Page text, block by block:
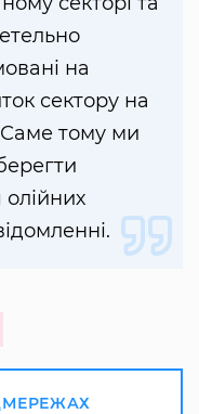
на
сектору на
Саме тому ми